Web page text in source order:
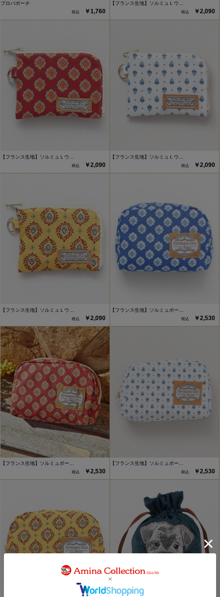
プロバポーチ
￥1,760
【フランス生地】ソルミュＬウ…
￥2,090
【フランス生地】ソルミュＬウ…
￥2,090
【フランス生地】ソルミュＬウ…
￥2,090
【フランス生地】ソルミュＬウ…
￥2,090
【フランス生地】ソルミュポー…
￥2,530
【フランス生地】ソルミュポー…
￥2,530
【フランス生地】ソルミュポー…
￥2,530